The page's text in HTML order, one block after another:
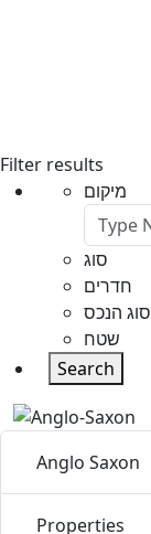
Filter results
מיקום
סוג
חדרים
סוג הנכס
שטח
Search
Anglo Saxon
Properties